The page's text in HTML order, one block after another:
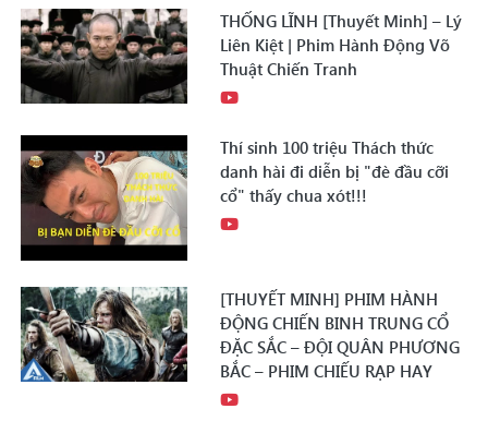
THỐNG LĨNH [Thuyết Minh] – Lý
Liên Kiệt | Phim Hành Động Võ
Thuật Chiến Tranh
Thí sinh 100 triệu Thách thức
danh hài đi diễn bị "đè đầu cỡi
cổ" thấy chua xót!!!
[THUYẾT MINH] PHIM HÀNH
ĐỘNG CHIẾN BINH TRUNG CỔ
ĐẶC SẮC – ĐỘI QUÂN PHƯƠNG
BẮC – PHIM CHIẾU RẠP HAY